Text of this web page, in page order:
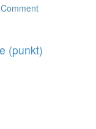
(punkt)